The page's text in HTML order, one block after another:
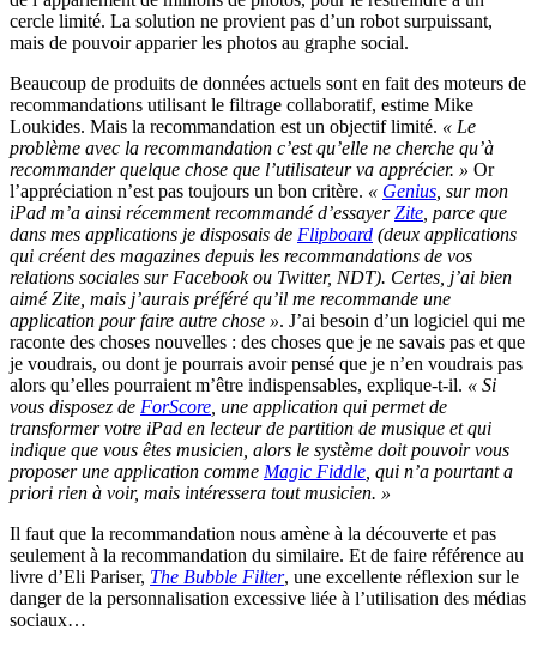
cercle limité. La solution ne provient pas d’un robot surpuissant,
mais de pouvoir apparier les photos au graphe social.
Beaucoup de produits de données actuels sont en fait des moteurs de
recommandations utilisant le filtrage collaboratif, estime Mike
Loukides. Mais la recommandation est un objectif limité. « Le
problème avec la recommandation c’est qu’elle ne cherche qu’à
recommander quelque chose que l’utilisateur va apprécier. » Or
l’appréciation n’est pas toujours un bon critère. « Genius , sur mon
iPad m’a ainsi récemment recommandé d’essayerZite , parce que
dans mes applications je disposais de Flipboard (deux applications
qui créent des magazines depuis les recommandations de vos
relations sociales sur Facebook ou Twitter, NDT). Certes, j’ai bien
aimé Zite, mais j’aurais préféré qu’il me recommande une
application pour faire autre chose ». J’ai besoin d’un logiciel qui me
raconte des choses nouvelles : des choses que je ne savais pas et que
je voudrais, ou dont je pourrais avoir pensé que je n’en voudrais pas
alors qu’elles pourraient m’être indispensables, explique-t-il. « Si
vous disposez de ForScore , une application qui permet de
transformer votre iPad en lecteur de partition de musique et qui
indique que vous êtes musicien, alors le système doit pouvoir vous
proposer une application comme Magic Fiddle , qui n’a pourtant a
priori rien à voir, mais intéressera tout musicien. »
Il faut que la recommandation nous amène à la découverte et pas
seulement à la recommandation du similaire. Et de faire référence au
livre d’Eli Pariser, The Bubble Filter, une excellente réflexion sur le
danger de la personnalisation excessive liée à l’utilisation des médias
sociaux…